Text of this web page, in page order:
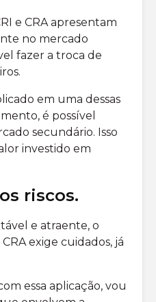
e CRA apresentam
no mercado
fazer a troca de
em uma dessas
é possível
secundário. Isso
investido em
riscos.
e atraente, o
exige cuidados, já
essa aplicação, vou